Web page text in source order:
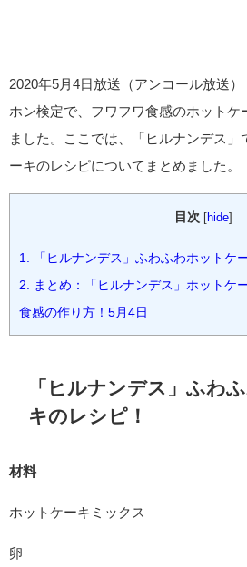
2020年5月4日放送（アンコール放送
ホン検定で、フワフワ食感のホットケ
ました。ここでは、「ヒルナンデス」
ーキのレシピについてまとめました。
目次 [hide]
1. 「ヒルナンデス」ふわふわホットケ
2. まとめ：「ヒルナンデス」ホットケ
食感の作り方！5月4日
「ヒルナンデス」ふわ
キのレシピ！
材料
ホットケーキミックス
卵